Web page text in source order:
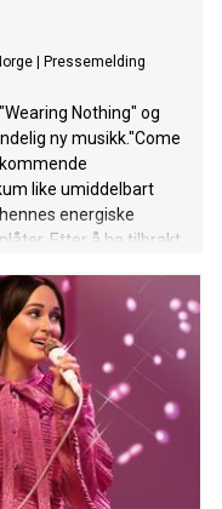
Pressemelding
Nothing" og
ny musikk."Come
like umiddelbart
energiske
Etter å ha tilbrakt
Låta er "Ukas
til å vise frem "Come
liten sak som feirer
møttes. La meg si
interessen din, kan
og begeistrede
om singelen, og
er en brannmann
har